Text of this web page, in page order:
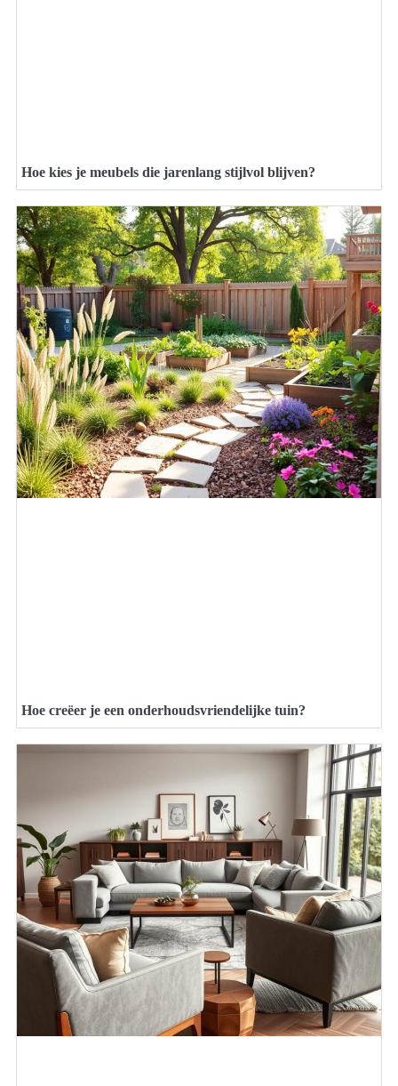
Hoe kies je meubels die jarenlang stijlvol blijven?
Hoe creëer je een onderhoudsvriendelijke tuin?